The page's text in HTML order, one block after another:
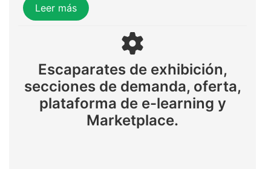
Leer más
Escaparates de exhibición,
secciones de demanda, oferta,
plataforma de e-learning y
Marketplace.